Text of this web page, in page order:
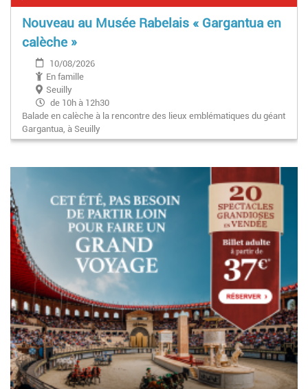
Nouveau au Musée Rabelais « Gargantua en
calèche »
10/08/2026
En famille
Seuilly
de 10h à 12h30
Balade en calèche à la rencontre des lieux emblématiques du géant
Gargantua, à Seuilly